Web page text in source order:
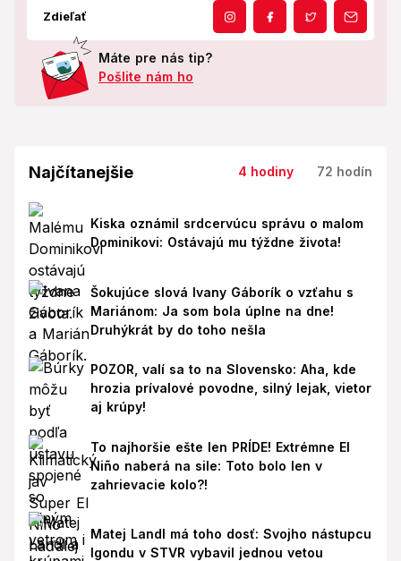
Zdieľať
Máte pre nás tip?
Pošlite nám ho
Najčítanejšie 4 hodiny 72 hodín
Kiska oznámil srdcervúcu správu o malom
Dominikovi: Ostávajú mu týždne života!
Šokujúce slová Ivany Gáborík o vzťahu s
Mariánom: Ja som bola úplne na dne!
Druhýkrát by do toho nešla
POZOR, valí sa to na Slovensko: Aha, kde
hrozia prívalové povodne, silný lejak, vietor
aj krúpy!
To najhoršie ešte len PRÍDE! Extrémne El
Niño naberá na sile: Toto bolo len v
zahrievacie kolo?!
Matej Landl má toho dosť: Svojho nástupcu
Igondu v STVR vybavil jednou vetou